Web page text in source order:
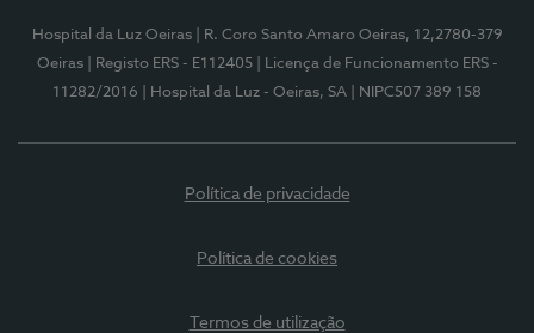
Hospital da Luz Oeiras
| R. Coro Santo Amaro Oeiras, 12,2780-379
Oeiras
| Registo ERS - E112405
| Licença de Funcionamento ERS -
11282/2016
| Hospital da Luz - Oeiras, SA | NIPC507 389 158
Política de privacidade
Política de cookies
Termos de utilização